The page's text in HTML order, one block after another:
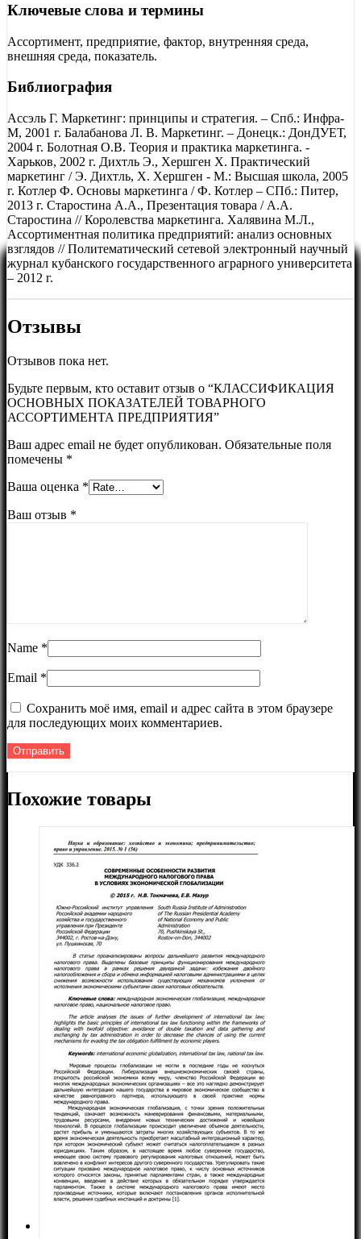
Ключевые слова и термины
Ассортимент, предприятие, фактор, внутренняя среда,
внешняя среда, показатель.
Библиография
Ассэль Г. Маркетинг: принципы и стратегия. – Спб.: Инфра-
М, 2001 г. Балабанова Л. В. Маркетинг. – Донецк.: ДонДУЕТ,
2004 г. Болотная О.В. Теория и практика маркетинга. -
Харьков, 2002 г. Дихтль Э., Хершген Х. Практический
маркетинг / Э. Дихтль, Х. Хершген - М.: Высшая школа, 2005
г. Котлер Ф. Основы маркетинга / Ф. Котлер – СПб.: Питер,
2013 г. Старостина А.А., Презентация товара / А.А.
Старостина // Королевства маркетинга. Халявина М.Л.,
Ассортиментная политика предприятий: анализ основных
взглядов // Политематический сетевой электронный научный
журнал кубанского государственного аграрного университета
– 2012 г.
Отзывы
Отзывов пока нет.
Будьте первым, кто оставит отзыв о “КЛАССИФИКАЦИЯ
ОСНОВНЫХ ПОКАЗАТЕЛЕЙ ТОВАРНОГО
АССОРТИМЕНТА ПРЕДПРИЯТИЯ”
Ваш адрес email не будет опубликован. Обязательные поля
помечены *
Ваша оценка *
Ваш отзыв *
Name *
Email *
Сохранить моё имя, email и адрес сайта в этом браузере
для последующих моих комментариев.
Похожие товары